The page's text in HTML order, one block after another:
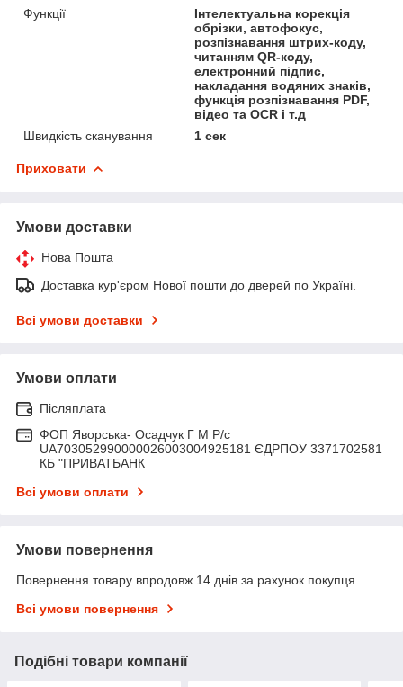
Функції
Інтелектуальна корекція
обрізки, автофокус,
розпізнавання штрих-коду,
читанням QR-коду,
електронний підпис,
накладання водяних знаків,
функція розпізнавання PDF,
відео та OCR і т.д
Швидкість сканування
1 сек
Приховати
Умови доставки
Нова Пошта
Доставка кур'єром Нової пошти до дверей по Україні.
Всі умови доставки
Умови оплати
Післяплата
ФОП Яворська- Осадчук Г М Р/c
UA703052990000026003004925181 ЄДРПОУ 3371702581
КБ "ПРИВАТБАНК
Всі умови оплати
Умови повернення
Повернення товару впродовж 14 днів за рахунок покупця
Всі умови повернення
Подібні товари компанії